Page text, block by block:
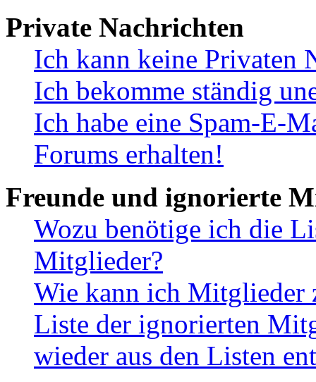
Private Nachrichten
Ich kann keine Privaten
Ich bekomme ständig
Ich habe eine Spam-E-
Forums erhalten!
Freunde und ignorierte
Wozu benötige ich die
Mitglieder?
Wie kann ich Mitglieder
Liste der ignorierten
wieder aus den Listen